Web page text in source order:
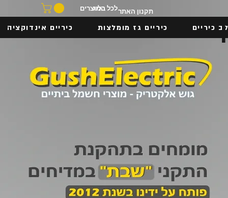
בלוג
לכל המוצרים
כיריים כיריים גז מומלצות כיריים אינדוקציה
תקנון האתר